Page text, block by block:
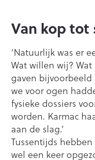
Van kop tot
‘Natuurlijk was er
Wat willen wij?
gaven
we voor ogen
fysieke dossiers
worden. Karmac
aan de slag.’
Tussentijds
wel een keer